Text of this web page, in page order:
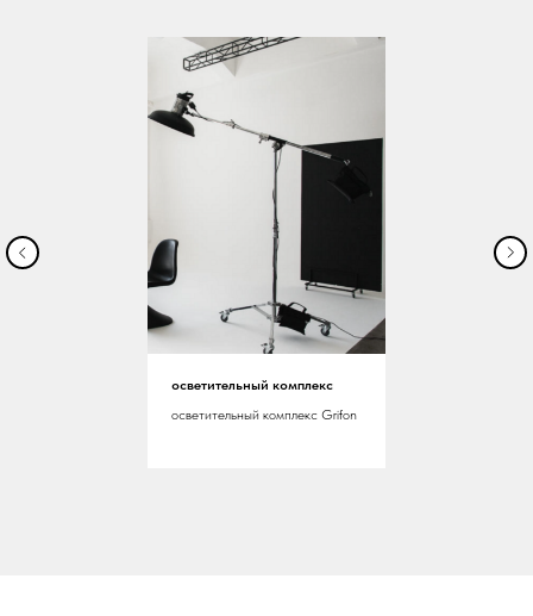
осветительный комплекс
осветительный комплекс Grifon